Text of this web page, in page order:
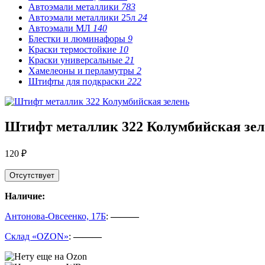
Автоэмали металлики 783
Автоэмали металлики 25л 24
Автоэмали МЛ 140
Блестки и люминафоры 9
Краски термостойкие 10
Краски универсальные 21
Хамелеоны и перламутры 2
Штифты для подкраски 222
Штифт металлик 322 Колумбийская
120 ₽
Отсутствует
Наличие:
Антонова-Овсеенко, 17Б:———
Склад «OZON»:———